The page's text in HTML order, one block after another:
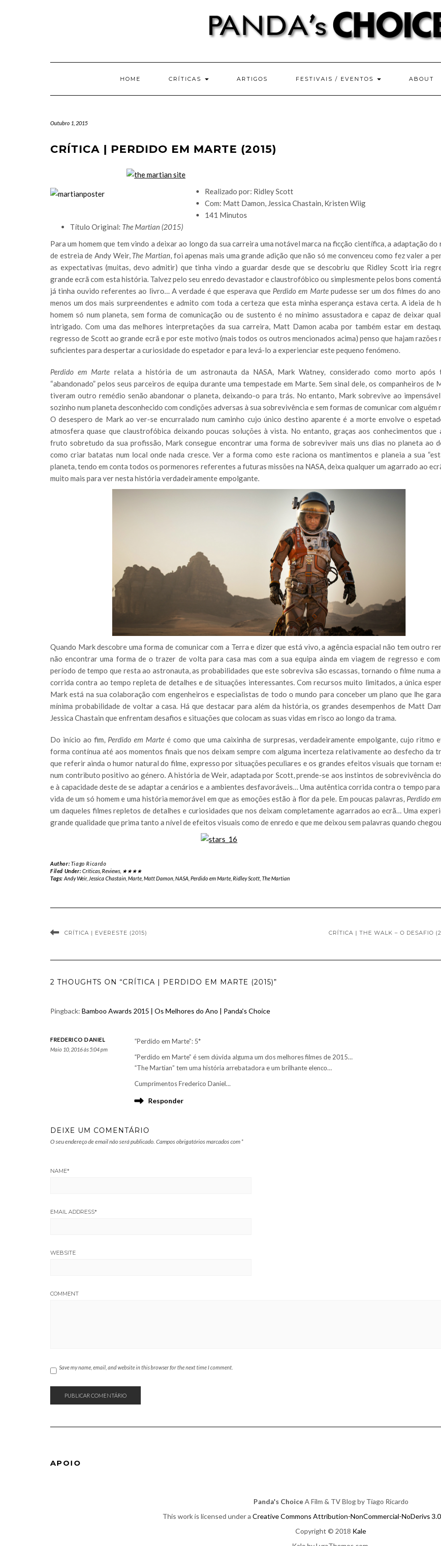
HOME CRÍTICAS ARTIGOS FESTIVAIS / EVENTOS ABOUT
Outubro 1, 2015
CRÍTICA | PERDIDO EM MARTE (2015)
Realizado por: Ridley Scott
Com: Matt Damon, Jessica Chastain, Kristen Wiig
141 Minutos
Título Original: The Martian (2015)
Para um homem que tem vindo a deixar ao longo da sua carreira uma notável marca na ficção científica, a adaptação do
de estreia de Andy Weir, The Martian, foi apenas mais uma grande adição que não só me convenceu como fez valer a
as expectativas (muitas, devo admitir) que tinha vindo a guardar desde que se descobriu que Ridley Scott iria
grande ecrã com esta história. Talvez pelo seu enredo devastador e claustrofóbico ou simplesmente pelos bons
já tinha ouvido referentes ao livro… A verdade é que esperava que Perdido em Marte pudesse ser um dos filmes do
menos um dos mais surpreendentes e admito com toda a certeza que esta minha esperança estava certa. A ideia de
homem só num planeta, sem forma de comunicação ou de sustento é no mínimo assustadora e capaz de deixar
intrigado. Com uma das melhores interpretações da sua carreira, Matt Damon acaba por também estar em
regresso de Scott ao grande ecrã e por este motivo (mais todos os outros mencionados acima) penso que hajam razões
suficientes para despertar a curiosidade do espetador e para levá-lo a experienciar este pequeno fenómeno.
Perdido em Marte relata a história de um astronauta da NASA, Mark Watney, considerado como morto após
“abandonado” pelos seus parceiros de equipa durante uma tempestade em Marte. Sem sinal dele, os companheiros de
tiveram outro remédio senão abandonar o planeta, deixando-o para trás. No entanto, Mark sobrevive ao
sozinho num planeta desconhecido com condições adversas à sua sobrevivência e sem formas de comunicar com alguém
O desespero de Mark ao ver-se encurralado num caminho cujo único destino aparente é a morte envolve o
atmosfera quase que claustrofóbica deixando poucas soluções à vista. No entanto, graças aos conhecimentos que
fruto sobretudo da sua profissão, Mark consegue encontrar uma forma de sobreviver mais uns dias no planeta ao
como criar batatas num local onde nada cresce. Ver a forma como este raciona os mantimentos e planeia a sua
planeta, tendo em conta todos os pormenores referentes a futuras missões na NASA, deixa qualquer um agarrado ao
muito mais para ver nesta história verdadeiramente empolgante.
Quando Mark descobre uma forma de comunicar com a Terra e dizer que está vivo, a agência espacial não tem outro
não encontrar uma forma de o trazer de volta para casa mas com a sua equipa ainda em viagem de regresso e
período de tempo que resta ao astronauta, as probabilidades que este sobreviva são escassas, tornando o filme numa
corrida contra ao tempo repleta de detalhes e de situações interessantes. Com recursos muito limitados, a única
Mark está na sua colaboração com engenheiros e especialistas de todo o mundo para conceber um plano que lhe
mínima probabilidade de voltar a casa. Há que destacar para além da história, os grandes desempenhos de Matt
Jessica Chastain que enfrentam desafios e situações que colocam as suas vidas em risco ao longo da trama.
Do início ao fim, Perdido em Marteé como que uma caixinha de surpresas, verdadeiramente empolgante, cujo ritmo
forma contínua até aos momentos finais que nos deixam sempre com alguma incerteza relativamente ao desfecho da
que referir ainda o humor natural do filme, expresso por situações peculiares e os grandes efeitos visuais que tornam
num contributo positivo ao género. A história de Weir, adaptada por Scott, prende-se aos instintos de sobrevivência
e à capacidade deste de se adaptar a cenários e a ambientes desfavoráveis… Uma autêntica corrida contra o tempo
vida de um só homem e uma história memorável em que as emoções estão à flor da pele. Em poucas palavras, Perdido
um daqueles filmes repletos de detalhes e curiosidades que nos deixam completamente agarrados ao ecrã… Uma
grande qualidade que prima tanto a nível de efeitos visuais como de enredo e que me deixou sem palavras quando
Author:Tiago Ricardo
Filed Under:Críticas, Reviews, ★★★★
Tags: Andy Weir, Jessica Chastain, Marte, Matt Damon, NASA, Perdido em Marte, Ridley Scott, The Martian
CRÍTICA | EVERESTE (2015) CRÍTICA | THE WALK – O DESAFIO
2 THOUGHTS ON “CRÍTICA | PERDIDO EM MARTE (2015)”
Pingback: Bamboo Awards 2015 | Os Melhores do Ano | Panda's Choice
FREDERICO DANIEL
Maio 10, 2016 às 5:04 pm
“Perdido em Marte”: 5*
“Perdido em Marte” é sem dúvida alguma um dos melhores filmes de 2015…
“The Martian” tem uma história arrebatadora e um brilhante elenco…
Cumprimentos Frederico Daniel…
Responder
DEIXE UM COMENTÁRIO
O seu endereço de email não será publicado. Campos obrigatórios marcados com *
NAME*
EMAIL ADDRESS*
WEBSITE
COMMENT
Save my name, email, and website in this browser for the next time I comment.
APOIO
Panda's ChoiceA Film & TV Blog by Tiago Ricardo
This work is licensed under a Creative Commons Attribution-NonCommercial-NoDerivs
Copyright © 2018 Kale